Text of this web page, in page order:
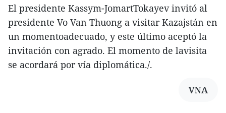
El presidente Kassym-JomartTokayev invitó al
presidente Vo Van Thuong a visitar Kazajstán en
un momentoadecuado, y este último aceptó la
invitación con agrado. El momento de lavisita
se acordará por vía diplomática./.
VNA